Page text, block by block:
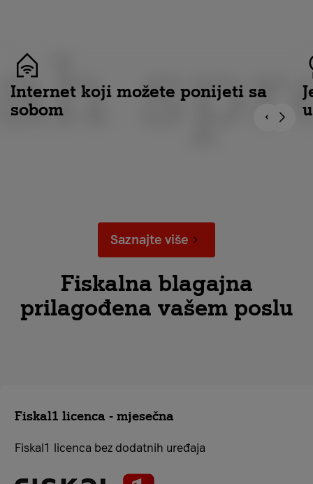
Internet koji možete ponijeti sa
sobom
Saznajte više
Fiskalna blagajna
prilagođena vašem poslu
Fiskal1 licenca - mjesečna
Fiskal1 licenca bez dodatnih uređaja